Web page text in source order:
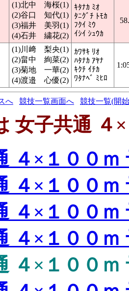
(1)北中 海桜(1)
(2)谷口 知代(1)
(3)福井 美羽(1)
(4)石井 繍花(2)
ｷﾀﾅｶ ﾐｵ
ﾀﾆｸﾞﾁ ﾄﾓｶ
ﾌｸｲ ﾐｳ
ｲｼｲ ｼｭｳｶ
(1)川﨑 梨央(1)
(2)畠中 絢菜(2)
(3)菊地 一華(2)
(4)渡邉 心優(2)
ｶﾜｻｷ ﾘｵ
ﾊﾀﾅｶ ｱﾔﾅ
ｷｸﾁ ｲﾁｶ
ﾜﾀﾅﾍﾞ ﾐﾋﾛ
へ 競技一覧画面へ 競技一覧(開
女子共通 ４
４×１００ｍ
４×１００ｍ
４×１００ｍ
４×１００ｍ
４×１００ｍ